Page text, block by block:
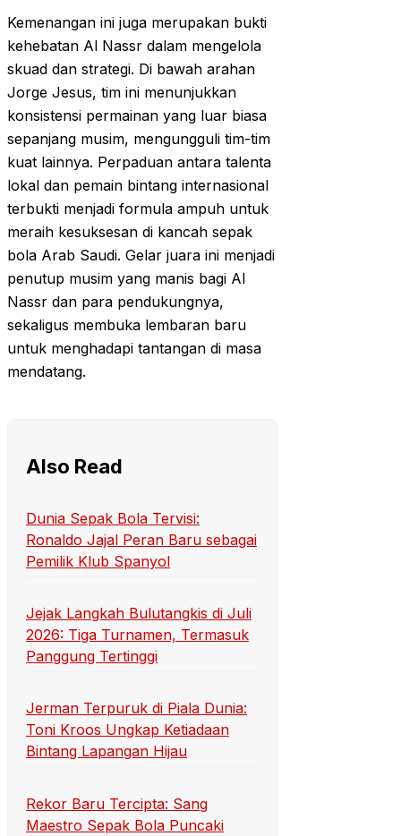
Kemenangan ini juga merupakan bukti
kehebatan Al Nassr dalam mengelola
skuad dan strategi. Di bawah arahan
Jorge Jesus, tim ini menunjukkan
konsistensi permainan yang luar biasa
sepanjang musim, mengungguli tim-tim
kuat lainnya. Perpaduan antara talenta
lokal dan pemain bintang internasional
terbukti menjadi formula ampuh untuk
meraih kesuksesan di kancah sepak
bola Arab Saudi. Gelar juara ini menjadi
penutup musim yang manis bagi Al
Nassr dan para pendukungnya,
sekaligus membuka lembaran baru
untuk menghadapi tantangan di masa
mendatang.
Also Read
Dunia Sepak Bola Tervisi:
Ronaldo Jajal Peran Baru sebagai
Pemilik Klub Spanyol
Jejak Langkah Bulutangkis di Juli
2026: Tiga Turnamen, Termasuk
Panggung Tertinggi
Jerman Terpuruk di Piala Dunia:
Toni Kroos Ungkap Ketiadaan
Bintang Lapangan Hijau
Rekor Baru Tercipta: Sang
Maestro Sepak Bola Puncaki